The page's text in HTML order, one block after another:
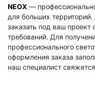
NEOX —
для больших
заказать под ваш
требований. Для
профессионального
оформления заказа
наш специалист